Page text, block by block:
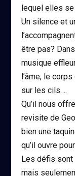
lequel elles
Un silence et
être pas?
musique
l’âme, le
sur les cils….
Qu’il nous
revisite de
bien une
qu’il ouvre
Les défis sont
mais